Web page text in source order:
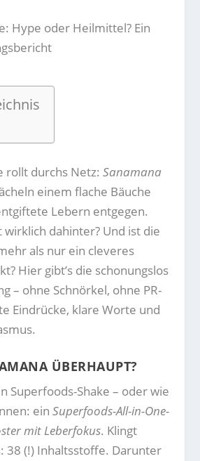
rollt durchs Netz:Sanamana
einem flache Bäuche
Lebern entgegen.
wirklich dahinter? Und ist die
als nur ein cleveres
Hier gibt’s die schonungslos
– ohne Schnörkel, ohne PR-
Eindrücke, klare Worte und
ÜBERHAUPT?
Superfoods-Shake – oder wie
einSuperfoods-All-in-One-
mit Leberfokus. Klingt
38 (!) Inhaltsstoffe. Darunter